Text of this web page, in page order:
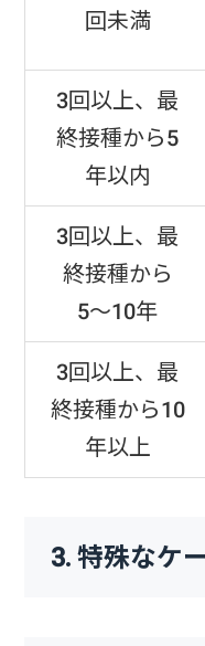
回未満
3回以上、最
終接種から5
年以内
3回以上、最
終接種から
5〜10年
3回以上、最
終接種から10
年以上
3. 特殊なケ